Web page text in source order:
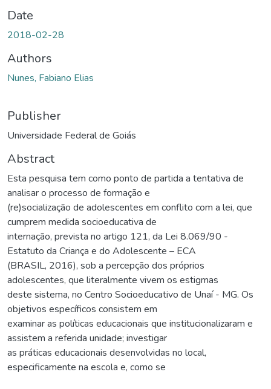
Date
2018-02-28
Authors
Nunes, Fabiano Elias
Publisher
Universidade Federal de Goiás
Abstract
Esta pesquisa tem como ponto de partida a tentativa de
analisar o processo de formação e
(re)socialização de adolescentes em conflito com a lei, que
cumprem medida socioeducativa de
internação, prevista no artigo 121, da Lei 8.069/90 -
Estatuto da Criança e do Adolescente – ECA
(BRASIL, 2016), sob a percepção dos próprios
adolescentes, que literalmente vivem os estigmas
deste sistema, no Centro Socioeducativo de Unaí - MG. Os
objetivos específicos consistem em
examinar as políticas educacionais que institucionalizaram e
assistem a referida unidade; investigar
as práticas educacionais desenvolvidas no local,
especificamente na escola e, como se